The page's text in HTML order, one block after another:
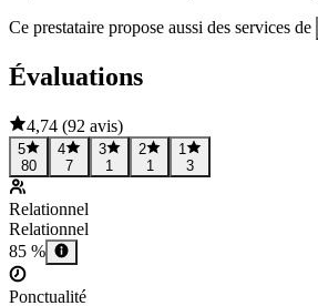
Ce prestataire propose aussi des services de
Évaluations
4,74 (92 avis)
5
80
4
7
3
1
2
1
1
3
Relationnel
Relationnel
85 %
Ponctualité